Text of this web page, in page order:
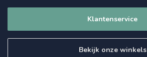
Klantenservice
Bekijk onze winkels